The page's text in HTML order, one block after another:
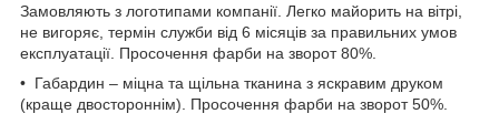
Замовляють з логотипами компанії. Легко майорить на вітрі,
не вигоряє, термін служби від 6 місяців за правильних умов
експлуатації. Просочення фарби на зворот 80%.
• Габардин – міцна та щільна тканина з яскравим друком
(краще двостороннім). Просочення фарби на зворот 50%.